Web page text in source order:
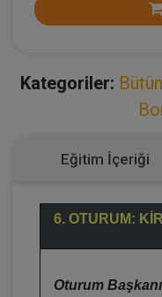
Kategoriler:
Eğitim İçeriği
6. OTURUM:
Oturum